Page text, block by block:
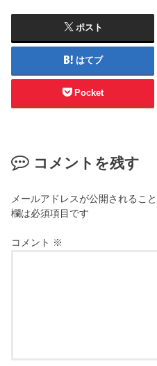
ポスト
はてブ
Pocket
コメントを残す
メールアドレスが公開されるこ
欄は必須項目です
コメント ※